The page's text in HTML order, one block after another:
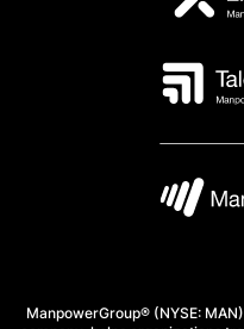
ManpowerGroup® (NYSE: